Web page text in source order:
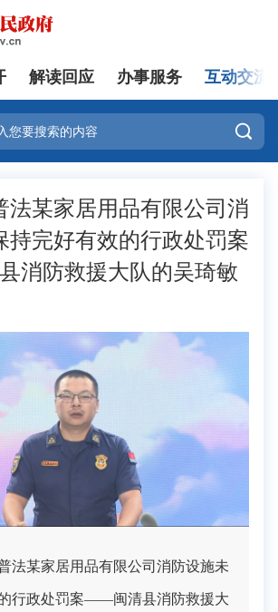
登录
解读回应 办事服务 互动交流

法某家居用品有限公司消
持完好有效的行政处罚案
消防救援大队的吴琦敏
法某家居用品有限公司消防设施未
行政处罚案——闽清县消防救援大